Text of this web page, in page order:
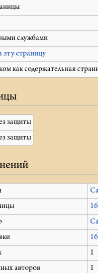
службами
эту страницу
как содержательная
защиты
защиты
1
авторов
1